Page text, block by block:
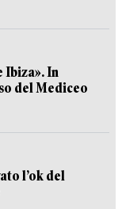
Ibiza». In
del Mediceo
l’ok del